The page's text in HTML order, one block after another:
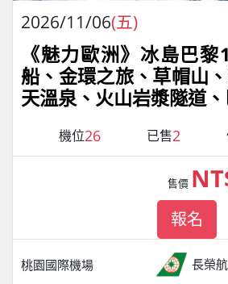
2026/11/06(五)
《魅力歐洲》冰島巴
船、金環之旅、草帽山
天溫泉、火山岩漿隧道
機位26 已售2
桃園國際機場 長榮
售價
報名